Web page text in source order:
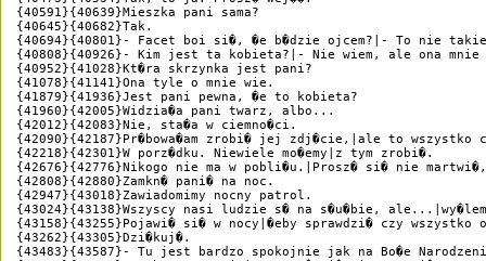
{40591}{40639}Mieszka pani sama?
{40645}{40682}Tak.
{40694}{40801}- Facet boi si�, �e b�dzie ojcem?|- To nie
{40808}{40926}- Kim jest ta kobieta?|- Nie wiem, ale ona mnie
{40952}{41028}Kt�ra skrzynka jest pani?
{41078}{41141}Ona tyle o mnie wie.
{41879}{41936}Jest pani pewna, �e to kobieta?
{41960}{42005}Widzia�a pani twarz, albo...
{42012}{42083}Nie, sta�a w ciemno�ci.
{42090}{42187}Pr�bowa�am zrobi� jej zdj�cie,|ale to wszystko
{42218}{42301}W porz�dku. Niewiele mo�emy|z tym zrobi�.
{42676}{42776}Nikogo nie ma w pobli�u.|Prosz� si� nie
{42808}{42880}Zamkn� pani� na noc.
{42947}{43018}Zawiadomimy nocny patrol.
{43024}{43138}Wszyscy nasi ludzie s� na s�u�bie,
{43158}{43255}Pojawi� si� w nocy|�eby sprawdzi� czy wszystko
{43262}{43305}Dzi�kuj�.
{43483}{43587}- Tu jest bardzo spokojnie jak na Bo�e